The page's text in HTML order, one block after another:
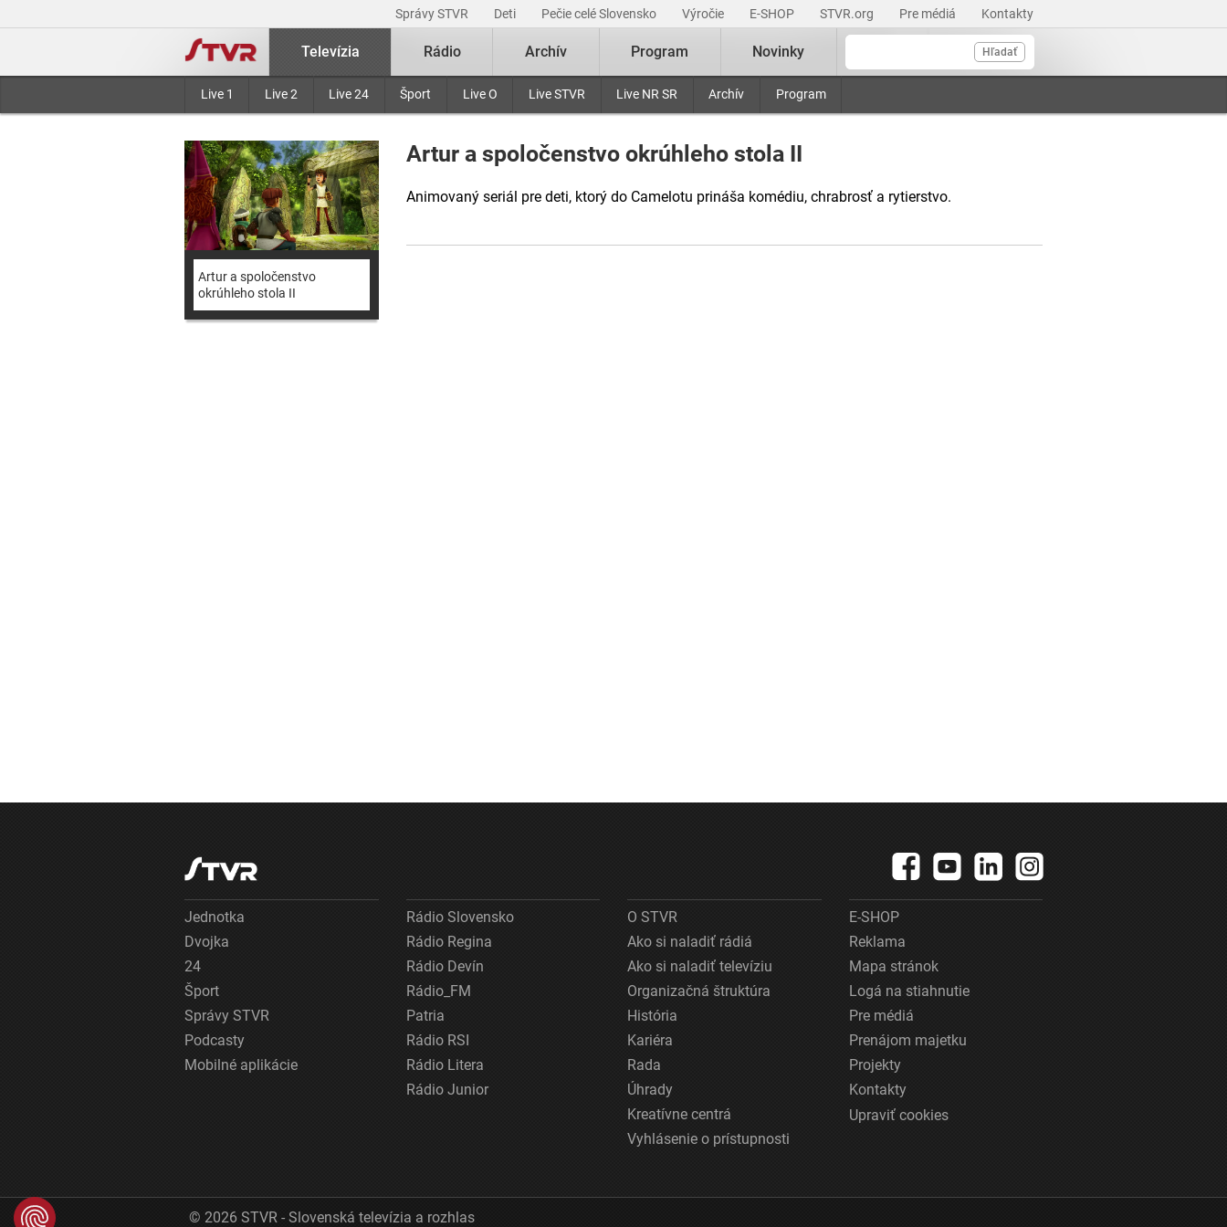
Správy STVR Deti Pečie celé Slovensko Výročie E-SHOP STVR.org Pre médiá Kontakty
Hľadať
Televízia
Live 1 Live 2 Live 24 Šport Live O Live STVR Live NR SR Archív Program
Rádio Archív Program Novinky
Artur a spoločenstvo
okrúhleho stola II
Artur a spoločenstvo okrúhleho stola II
Animovaný seriál pre deti, ktorý do Camelotu prináša komédiu, chrabrosť a rytierstvo.
Jednotka
Dvojka
24
Šport
Správy STVR
Podcasty
Mobilné aplikácie
Rádio Slovensko
Rádio Regina
Rádio Devín
Rádio_FM
Patria
Rádio RSI
Rádio Litera
Rádio Junior
O STVR
Ako si naladiť rádiá
Ako si naladiť televíziu
Organizačná štruktúra
História
Kariéra
Rada
Úhrady
Kreatívne centrá
Vyhlásenie o prístupnosti
E-SHOP
Reklama
Mapa stránok
Logá na stiahnutie
Pre médiá
Prenájom majetku
Projekty
Kontakty
Upraviť cookies
© 2026 STVR - Slovenská televízia a rozhlas